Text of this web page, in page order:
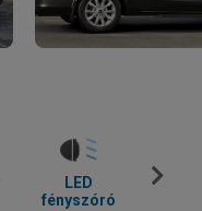
LED
fényszóró